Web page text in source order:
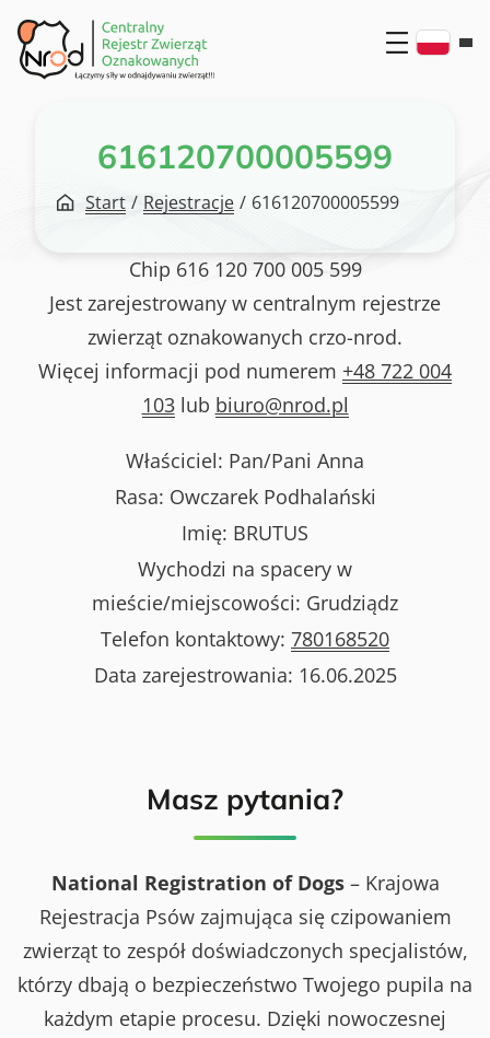
Przejdź
do
treści
616120700005599
Start / Rejestracje / 616120700005599
Chip 616 120 700 005 599
Jest zarejestrowany w centralnym rejestrze
zwierząt oznakowanych crzo-nrod.
Więcej informacji pod numerem +48 722 004
103lub biuro@nrod.pl
Właściciel: Pan/Pani Anna
Rasa: Owczarek Podhalański
Imię: BRUTUS
Wychodzi na spacery w
mieście/miejscowości: Grudziądz
Telefon kontaktowy: 780168520
Data zarejestrowania: 16.06.2025
Masz pytania?
National Registration of Dogs– Krajowa
Rejestracja Psów zajmująca się czipowaniem
zwierząt to zespół doświadczonych specjalistów,
którzy dbają o bezpieczeństwo Twojego pupila na
każdym etapie procesu. Dzięki nowoczesnej